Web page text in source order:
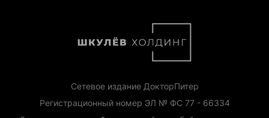
Сетевое издание ДокторПитер
Регистрационный номер ЭЛ № ФС 77 - 66334